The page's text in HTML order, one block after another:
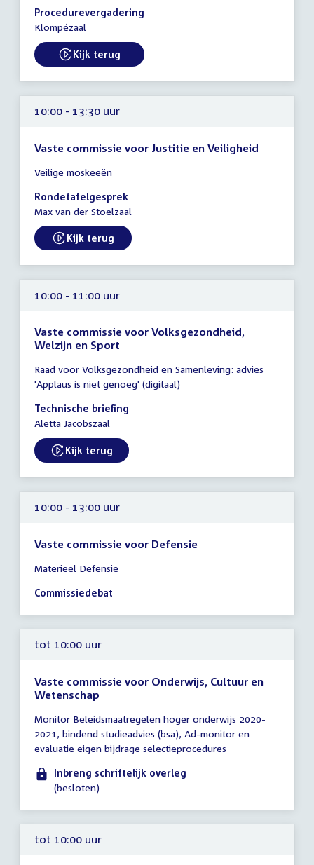
10:00
-
uur
Procedurevergadering
Klompézaal
External link:
Kijk terug
10:00 - 13:30 uur
Vaste commissie voor Justitie en Veiligheid
vergadering
10:00
-
uur
Veilige moskeeën
Rondetafelgesprek
Max van der Stoelzaal
External link:
Kijk terug
10:00 - 11:00 uur
Vaste commissie voor Volksgezondheid,
Welzijn en Sport
vergadering
10:00
-
11:00
Raad voor Volksgezondheid en Samenleving: advies
'Applaus is niet genoeg' (digitaal)
Technische briefing
Aletta Jacobszaal
External link:
Kijk terug
10:00 - 13:00 uur
Vaste commissie voor Defensie
vergadering
10:00
13:00
uur
Materieel Defensie
Commissiedebat
tot 10:00 uur
Vaste commissie voor Onderwijs, Cultuur en
Wetenschap
vergadering
tot
10:00
uur
Monitor Beleidsmaatregelen hoger onderwijs 2020-
2021, bindend studieadvies (bsa), Ad-monitor en
evaluatie eigen bijdrage selectieprocedures
Inbreng schriftelijk overleg
(besloten)
tot 10:00 uur